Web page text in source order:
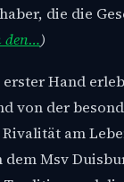
die die
den…)
Hand
von der
am
dem Msv